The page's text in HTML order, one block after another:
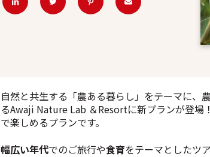
自然と共生する「農ある暮らし」をテーマに、
るAwaji Nature Lab ＆Resortに新プランが登場！
で楽しめるプランです。
幅広い年代でのご旅行や食育をテーマとしたツ